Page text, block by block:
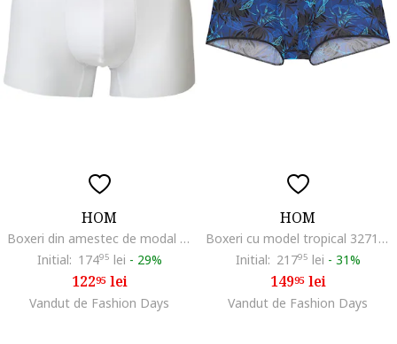
HOM
Boxeri din amestec de modal cu model uni, Alb
Initial: 17495 lei - 29%
12295lei
Vandut de Fashion Days
HOM
Boxeri cu model tropical 32713 Palay, Albastru
Initial: 21795 lei - 31%
14995lei
Vandut de Fashion Days